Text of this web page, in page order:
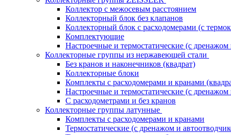
Коллектор с межосевым расстоянием
Коллекторный блок без клапанов
Коллекторный блок с расходомерами (с
Комплектующие
Настроечные и термостатические (с
Коллекторные группы из нержавеющей стали
Без кранов и наконечников (квадрат)
Коллекторные блоки
Комплекты с расходомерами и кранами
Настроечные и термостатические (с дренажом
С расходометрами и без кранов
Коллекторные группы латунные
Комплекты с расходомерами и кранами
Термостатические (с дренажом и